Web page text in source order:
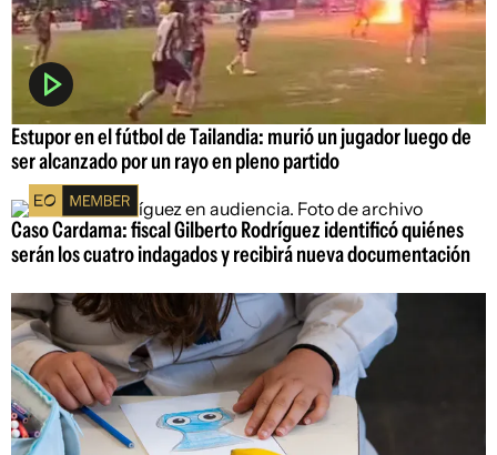
Estupor en el fútbol de Tailandia: murió un jugador luego de
ser alcanzado por un rayo en pleno partido
Caso Cardama: fiscal Gilberto Rodríguez identificó quiénes
serán los cuatro indagados y recibirá nueva documentación